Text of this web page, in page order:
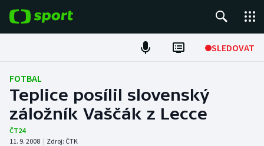
SLEDOVAT
Fotbal
Hokej
Tenis
FOTBAL
Teplice posílil slovenský
záložník Vaščák z Lecce
ČT24
11. 9. 2008 | Zdroj: ČTK